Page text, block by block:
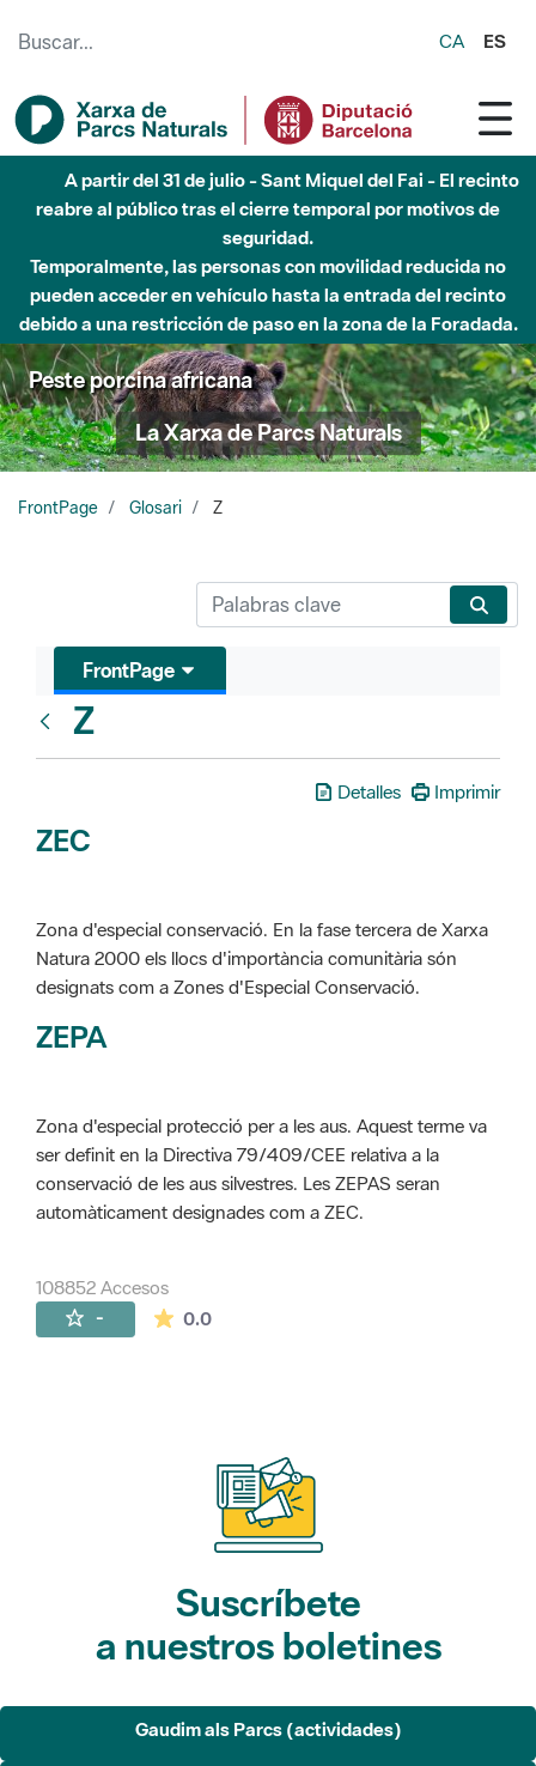
CA ES
A partir del 31 de julio - Sant Miquel del Fai - El recinto
reabre al público tras el cierre temporal por motivos de
seguridad.
Temporalmente, las personas con movilidad reducida no
pueden acceder en vehículo hasta la entrada del recinto
debido a una restricción de paso en la zona de la Foradada.
Peste porcina africana
La Xarxa de Parcs Naturals
FrontPage Glosari Z
FrontPage
Z
Detalles Imprimir
ZEC
Zona d'especial conservació. En la fase tercera de Xarxa
Natura 2000 els llocs d'importància comunitària són
designats com a Zones d'Especial Conservació.
ZEPA
Zona d'especial protecció per a les aus. Aquest terme va
ser definit en la Directiva 79/409/CEE relativa a la
conservació de les aus silvestres. Les ZEPAS seran
automàticament designades com a ZEC.
108852 Accesos
- 0.0La valoración media es de 0 estrellas de
Suscríbete
a nuestros boletines
Gaudim als Parcs (actividades)